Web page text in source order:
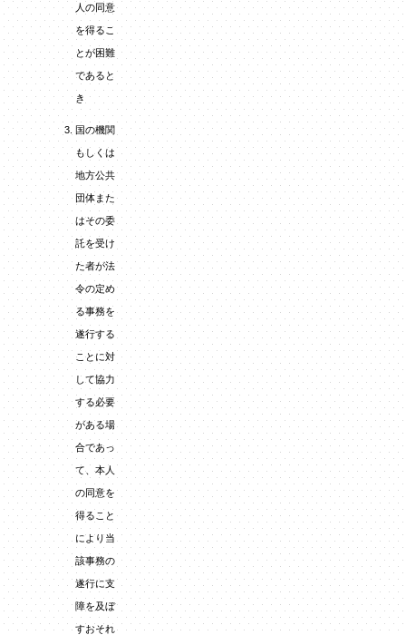
人の同意
を得るこ
とが困難
であると
き
国の機関
もしくは
地方公共
団体また
はその委
託を受け
た者が法
令の定め
る事務を
遂行する
ことに対
して協力
する必要
がある場
合であっ
て、本人
の同意を
得ること
により当
該事務の
遂行に支
障を及ぼ
すおそれ